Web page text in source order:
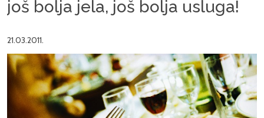
još bolja jela, još bolja usluga!
21.03.2011.